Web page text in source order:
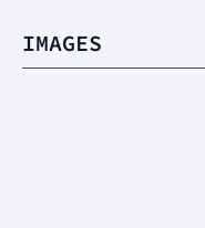
IMAGES